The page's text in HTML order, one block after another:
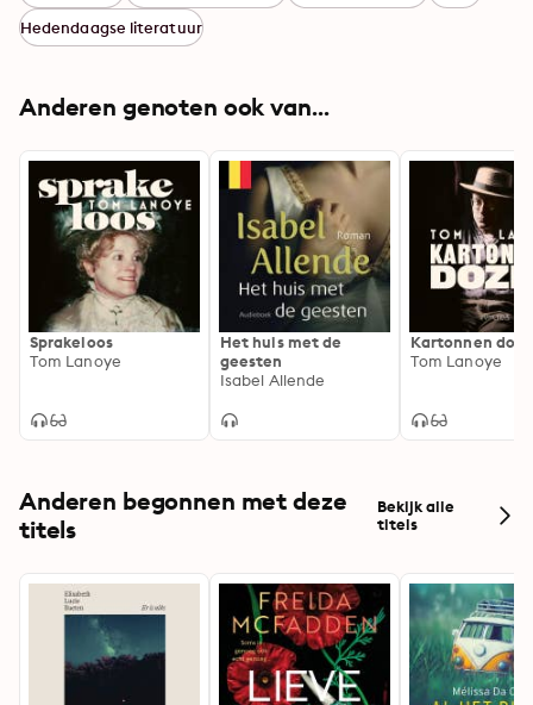
Hedendaagse literatuur
Anderen genoten ook van...
Sprakeloos
Tom Lanoye
Het huis met de
geesten
Isabel Allende
Kartonnen
Tom Lanoye
Anderen begonnen met deze
titels
Bekijk alle
titels